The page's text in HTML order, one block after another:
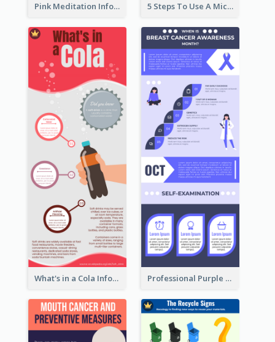
Pink Meditation Infographic 5 Steps To Use A Microscope Infographic
What's in a Cola Infographic Professional Purple Ribbon Infographic Design Template